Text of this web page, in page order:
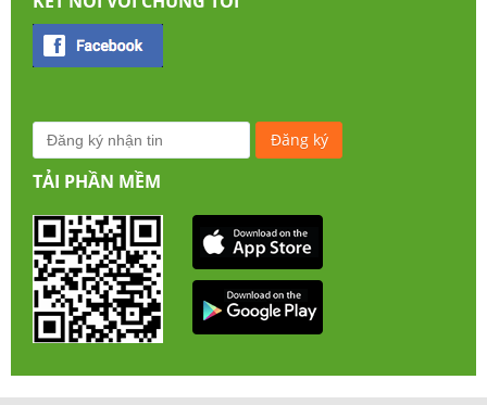
TẢI PHẦN MỀM